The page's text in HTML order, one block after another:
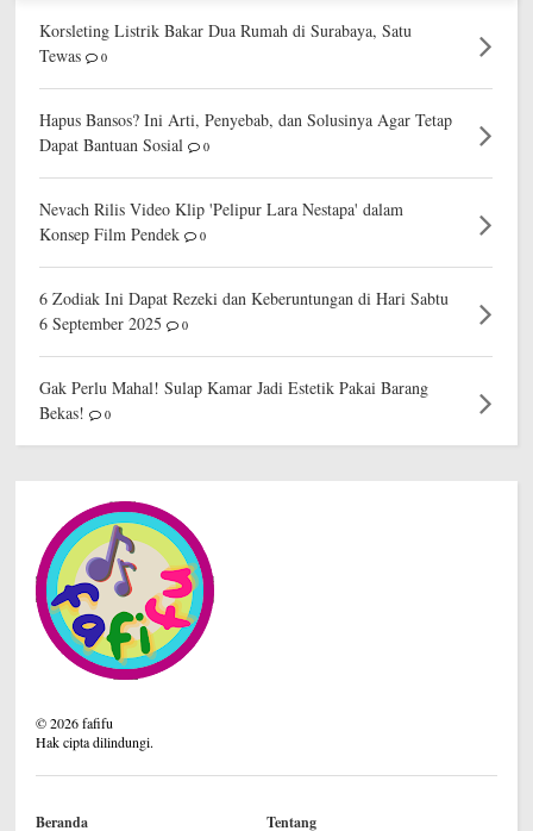
Korsleting Listrik Bakar Dua Rumah di Surabaya, Satu
Tewas
0
Hapus Bansos? Ini Arti, Penyebab, dan Solusinya Agar Tetap
Dapat Bantuan Sosial
0
Nevach Rilis Video Klip 'Pelipur Lara Nestapa' dalam
Konsep Film Pendek
0
6 Zodiak Ini Dapat Rezeki dan Keberuntungan di Hari Sabtu
6 September 2025
0
Gak Perlu Mahal! Sulap Kamar Jadi Estetik Pakai Barang
Bekas!
0
©2026fafifu
Hak cipta dilindungi.
Beranda Tentang